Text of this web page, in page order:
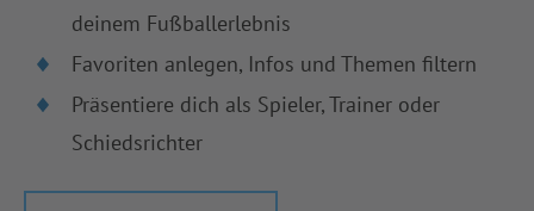
deinem Fußballerlebnis
Favoriten anlegen, Infos und Themen filtern
Präsentiere dich als Spieler, Trainer oder
Schiedsrichter